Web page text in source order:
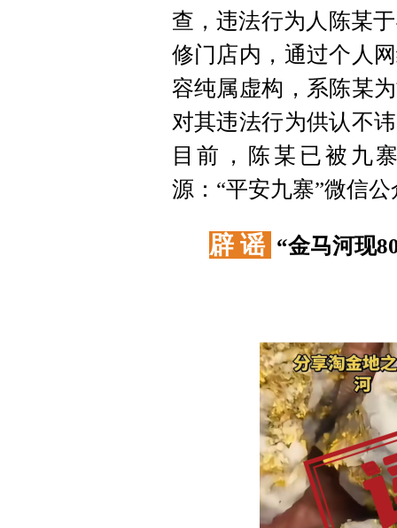
查，违法行为人陈某
修门店内，通过个人
容纯属虚构，系陈某
对其违法行为供认不
目前，陈某已被九
源：“平安九寨”微信
辟 谣 “金马河现